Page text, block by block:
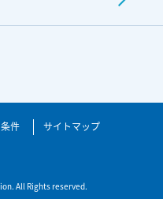
件 サイトマップ
All Rights reserved.